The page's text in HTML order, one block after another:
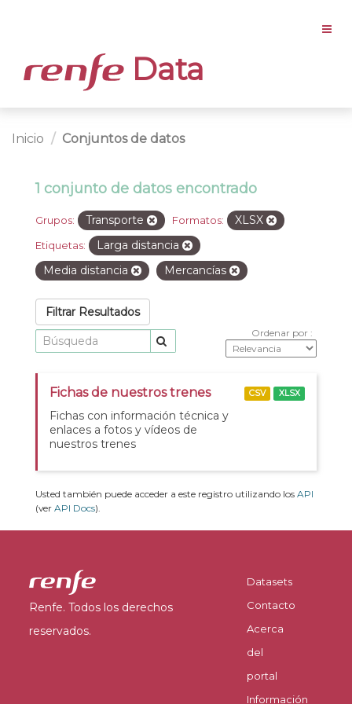
Data
Inicio Conjuntos de datos
1 conjunto de datos encontrado
Grupos: Transporte Formatos: XLSX
Etiquetas:
Larga distancia
Media distancia
Mercancías
Filtrar Resultados
Ordenar por
Fichas de nuestros trenes
Fichas con información técnica y
enlaces a fotos y vídeos de
nuestros trenes
CSV XLSX
Usted también puede acceder a este registro utilizando los API
(ver API Docs).
Renfe. Todos los derechos
reservados.
Datasets
Contacto
Acerca
del
portal
Información